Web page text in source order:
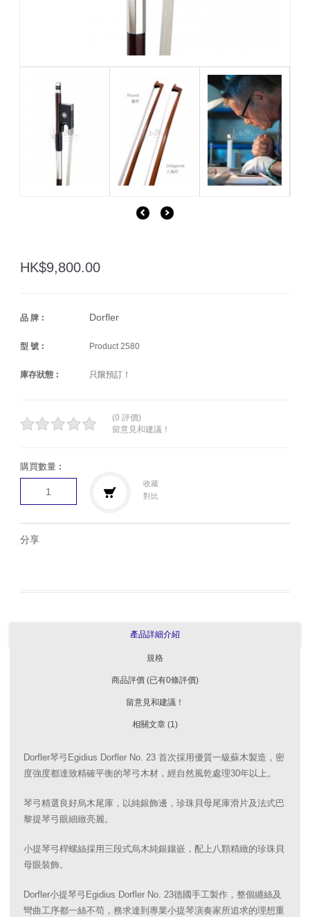
HK$9,800.00
品 牌︰ Dorfler
型 號︰ Product 2580
庫存狀態︰ 只限預訂！
(0 評價)
留意見和建議！
購買數量︰
收藏
對比
分享
產品詳細介紹
規格
商品評價 (已有0條評價)
留意見和建議！
相關文章 (1)
Dorfler琴弓Egidius Dorfler No. 23 首次採用優質一級蘇木製造，密
度強度都達致精確平衡的琴弓木材，經自然風乾處理30年以上。
琴弓精選良好烏木尾庫，以純銀飾邊，珍珠貝母尾庫滑片及法式巴
黎提琴弓眼細緻亮麗。
小提琴弓桿螺絲採用三段式烏木純銀鑲嵌，配上八顆精緻的珍珠貝
母眼裝飾。
Dorfler小提琴弓Egidius Dorfler No. 23德國手工製作，整個纏絲及
彎曲工序都一絲不苟，務求達到專業小提琴演奏家所追求的理想重